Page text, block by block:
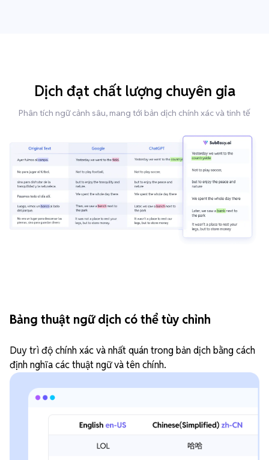
Dịch đạt chất lượng chuyên gia
Phân tích ngữ cảnh sâu, mang tới bản dịch chính xác và tinh tế
Bảng thuật ngữ dịch có thể tùy chỉnh
Duy trì độ chính xác và nhất quán trong bản dịch bằng cách
định nghĩa các thuật ngữ và tên chính.